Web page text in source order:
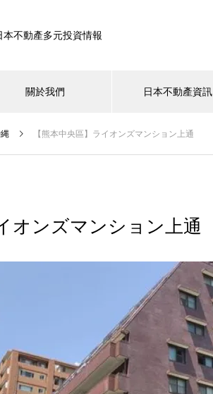
本不動產多元投資情報
關於我們 日本不動產資訊
東京・首都圏 大阪・關西
定投資報酬】
ェイパーク山王
【熊本中央區】ライオンズマンション上通
オンズマンション上通